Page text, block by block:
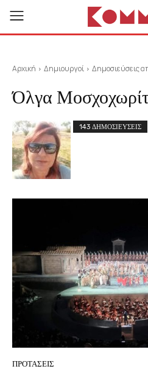
Αρχική Δημιουργοί Δημοσιεύσεις
Όλγα
143 ΔΗΜΟΣΙΕΥΣΕΙΣ
ΠΡΟΤΑΣΕΙΣ